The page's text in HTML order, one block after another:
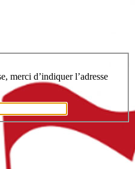
merci d’indiquer l’adresse